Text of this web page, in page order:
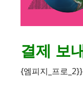
결제 보
{엠피지_프로_2}}